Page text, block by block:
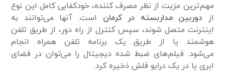
مهم‌ترین مزیت از نظر مصرف کننده، خودکفایی کامل این نوع
از دوربین مداربسته در کرمان است. آنها می‌توانند به
اینترنت متصل شوند، سپس کنترل از راه دور، از طریق تلفن
هوشمند یا از طریق یک برنامه تلفن همراه انجام
می‌شود. فیلم‌های ضبط شده دیجیتال را می‌توان در فضای
ابری یا در یک درایو فلش ذخیره کرد.